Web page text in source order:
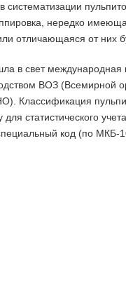
систематизации
нередко
отличающаяся от них
в свет
ВОЗ (Всемирной
Классификация
для статистического
код (по